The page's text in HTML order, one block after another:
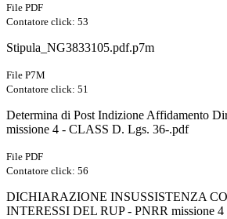
File PDF
Contatore click: 53
Stipula_NG3833105.pdf.p7m
File P7M
Contatore click: 51
Determina di Post Indizione Affidamento
missione 4 - CLASS D. Lgs. 36-.pdf
File PDF
Contatore click: 56
DICHIARAZIONE INSUSSISTENZA
INTERESSI DEL RUP - PNRR missione